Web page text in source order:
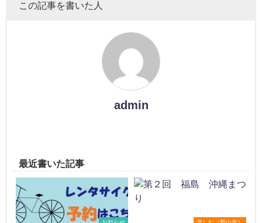
この記事を書いた人
admin
最近書いた記事